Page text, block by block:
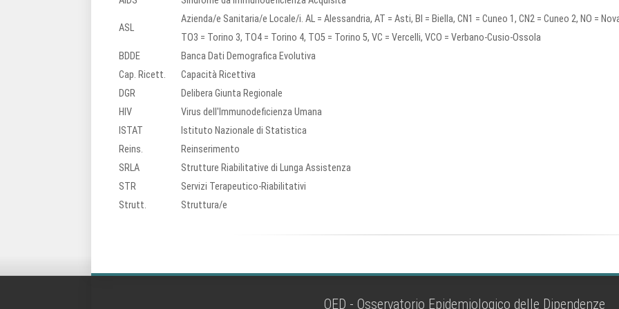
ASL
Azienda/e Sanitaria/e Locale/i. AL = Alessandria, AT = Asti, BI = Biella, CN1 = Cuneo 1, CN2 = Cuneo 2, NO =
TO3 = Torino 3, TO4 = Torino 4, TO5 = Torino 5, VC = Vercelli, VCO = Verbano-Cusio-Ossola
BDDE
Banca Dati Demografica Evolutiva
Cap. Ricett.
Capacità Ricettiva
DGR
Delibera Giunta Regionale
HIV
Virus dell'Immunodeficienza Umana
ISTAT
Istituto Nazionale di Statistica
Reins.
Reinserimento
SRLA
Strutture Riabilitative di Lunga Assistenza
STR
Servizi Terapeutico-Riabilitativi
Strutt.
Struttura/e
OED - Osservatorio Epidemiologico delle Dipendenze